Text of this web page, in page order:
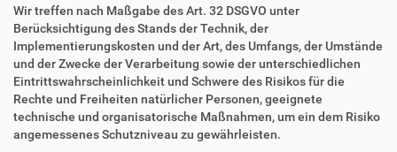
Wir treffen nach Maßgabe des Art. 32 DSGVO unter
Berücksichtigung des Stands der Technik, der
Implementierungskosten und der Art, des Umfangs, der Umstände
und der Zwecke der Verarbeitung sowie der unterschiedlichen
Eintrittswahrscheinlichkeit und Schwere des Risikos für die
Rechte und Freiheiten natürlicher Personen, geeignete
technische und organisatorische Maßnahmen, um ein dem Risiko
angemessenes Schutzniveau zu gewährleisten.